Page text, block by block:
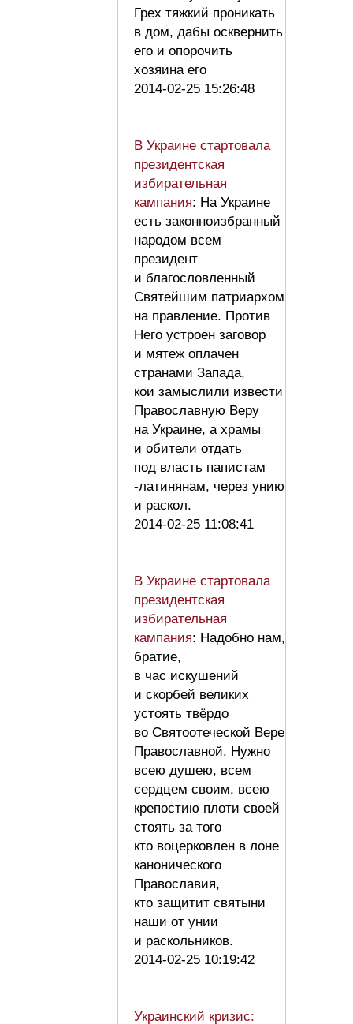
Грех тяжкий проникать
в дом, дабы осквернить
его и опорочить
хозяина его
2014-02-25 15:26:48
В Украине стартовала
президентская
избирательная
кампания: На Украине
есть законноизбранный
народом всем
президент
и благословленный
Святейшим патриархом
на правление. Против
Него устроен заговор
и мятеж оплачен
странами Запада,
кои замыслили извести
Православную Веру
на Украине, а храмы
и обители отдать
под власть папистам
-латинянам, через унию
и раскол.
2014-02-25 11:08:41
В Украине стартовала
президентская
избирательная
кампания: Надобно нам,
братие,
в час искушений
и скорбей великих
устоять твёрдо
во Святоотеческой Вере
Православной. Нужно
всею душею, всем
сердцем своим, всею
крепостию плоти своей
стоять за того
кто воцерковлен в лоне
канонического
Православия,
кто защитит святыни
наши от унии
и раскольников.
2014-02-25 10:19:42
Украинский кризис: